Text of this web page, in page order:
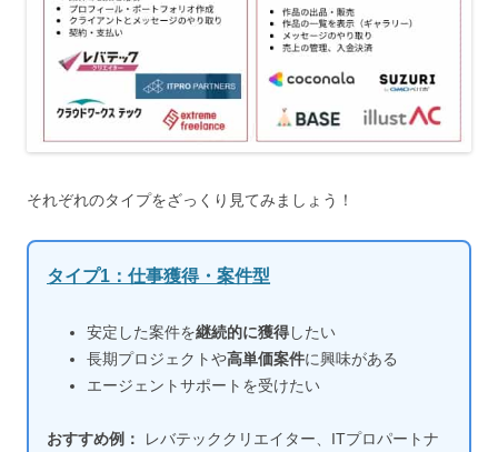
それぞれのタイプをざっくり見てみましょう！
タイプ1：仕事獲得・案件型
安定した案件を継続的に獲得したい
長期プロジェクトや高単価案件に興味がある
エージェントサポートを受けたい
おすすめ例：
レバテッククリエイター、ITプロパートナ